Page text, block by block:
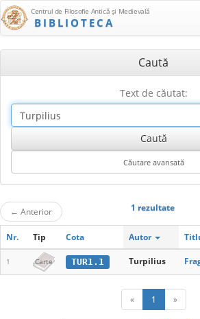
Centrul de Filosofie Antică şi Medievală
BIBLIOTECA
Caută
Text de căutat:
← Anterior 1 rezultate
Nr. Tip Cota Autor
1 Carte TUR1.1 Turpilius
« 1 »